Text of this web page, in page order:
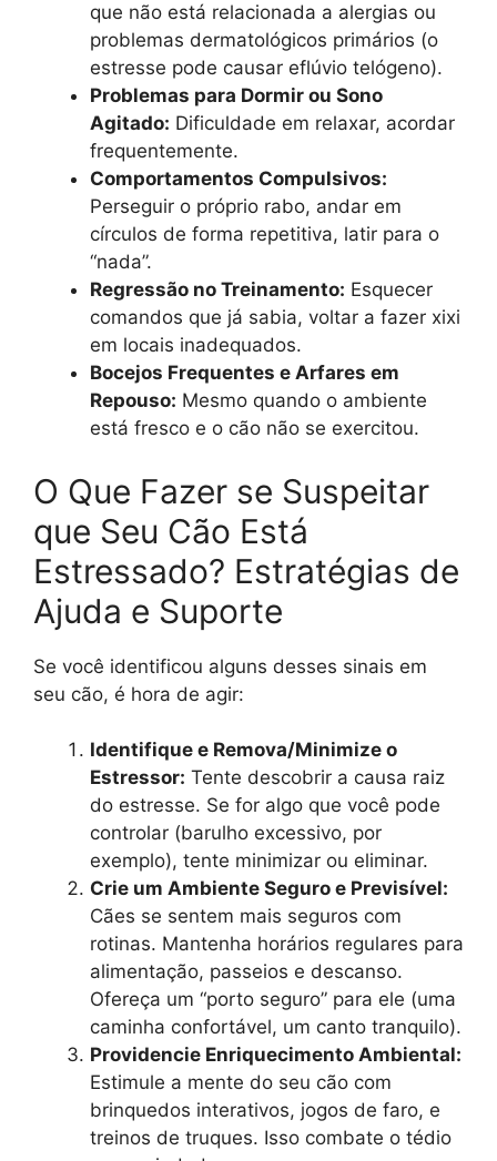
que não está relacionada a alergias ou
problemas dermatológicos primários (o
estresse pode causar eflúvio telógeno).
Problemas para Dormir ou Sono
Agitado: Dificuldade em relaxar, acordar
frequentemente.
Comportamentos Compulsivos:
Perseguir o próprio rabo, andar em
círculos de forma repetitiva, latir para o
“nada”.
Regressão no Treinamento: Esquecer
comandos que já sabia, voltar a fazer xixi
em locais inadequados.
Bocejos Frequentes e Arfares em
Repouso: Mesmo quando o ambiente
está fresco e o cão não se exercitou.
O Que Fazer se Suspeitar
que Seu Cão Está
Estressado? Estratégias de
Ajuda e Suporte
Se você identificou alguns desses sinais em
seu cão, é hora de agir:
Identifique e Remova/Minimize o
Estressor: Tente descobrir a causa raiz
do estresse. Se for algo que você pode
controlar (barulho excessivo, por
exemplo), tente minimizar ou eliminar.
Crie um Ambiente Seguro e Previsível:
Cães se sentem mais seguros com
rotinas. Mantenha horários regulares para
alimentação, passeios e descanso.
Ofereça um “porto seguro” para ele (uma
caminha confortável, um canto tranquilo).
Providencie Enriquecimento Ambiental:
Estimule a mente do seu cão com
brinquedos interativos, jogos de faro, e
treinos de truques. Isso combate o tédio